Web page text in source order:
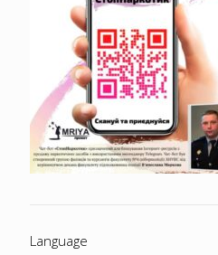
Language